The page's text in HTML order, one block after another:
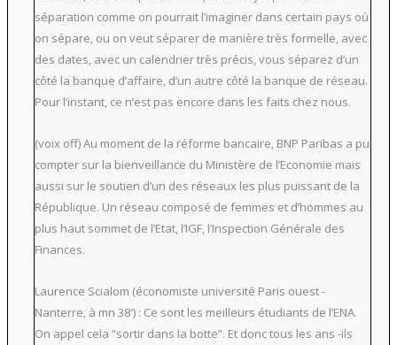
séparation comme on pourrait l’imaginer dans certain pays où
on sépare, ou on veut séparer de manière très formelle, avec
des dates, avec un calendrier très précis, vous séparez d’un
côté la banque d’affaire, d’un autre côté la banque de réseau.
Pour l’instant, ce n’est pas encore dans les faits chez nous.
(voix off) Au moment de la réforme bancaire, BNP Paribas a pu
compter sur la bienveillance du Ministère de l’Economie mais
aussi sur le soutien d’un des réseaux les plus puissant de la
République. Un réseau composé de femmes et d’hommes au
plus haut sommet de l’Etat, l’IGF, l’Inspection Générale des
Finances.
Laurence Scialom (économiste université Paris ouest -
Nanterre, à mn 38′) : Ce sont les meilleurs étudiants de l’ENA.
On appel cela “sortir dans la botte”. Et donc tous les ans -ils